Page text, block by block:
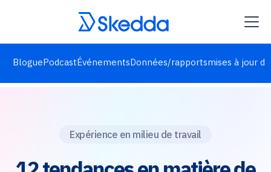
BloguePodcastÉvénementsDonnées/rapportsmises à jour
Expérience en milieu de travail